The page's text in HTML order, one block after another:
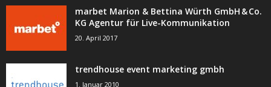
marbet Marion & Bettina Würth GmbH & Co.
KG Agentur für Live-Kommunikation
20. April 2017
trendhouse event marketing gmbh
1. Januar 2010